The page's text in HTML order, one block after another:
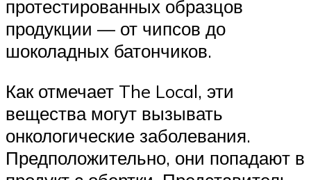
протестированных образцов
продукции — от чипсов до
шоколадных батончиков.
Как отмечает The Local, эти
вещества могут вызывать
онкологические заболевания.
Предположительно, они попадают в